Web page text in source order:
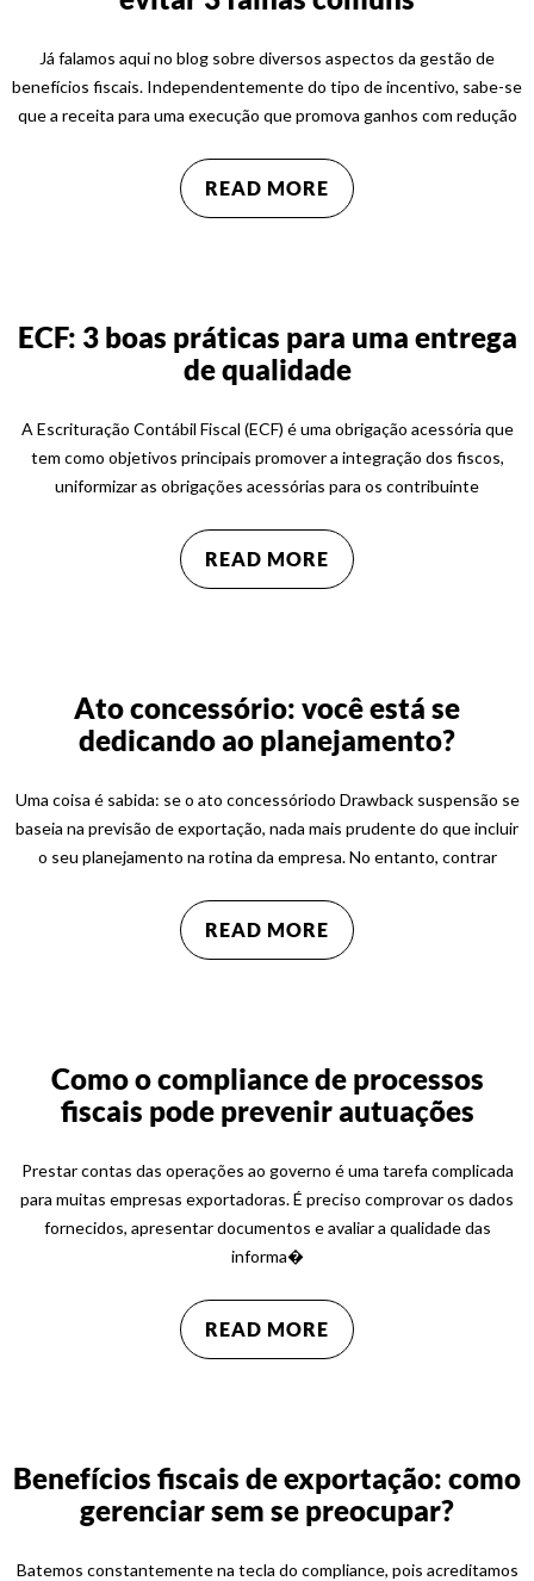
Já falamos aqui no blog sobre diversos aspectos da gestão de
benefícios fiscais. Independentemente do tipo de incentivo, sabe-se
que a receita para uma execução que promova ganhos com redução
READ MORE
ECF: 3 boas práticas para uma entrega
de qualidade
A Escrituração Contábil Fiscal (ECF) é uma obrigação acessória que
tem como objetivos principais promover a integração dos fiscos,
uniformizar as obrigações acessórias para os contribuinte
READ MORE
Ato concessório: você está se
dedicando ao planejamento?
Uma coisa é sabida: se o ato concessóriodo Drawback suspensão se
baseia na previsão de exportação, nada mais prudente do que incluir
o seu planejamento na rotina da empresa. No entanto, contrar
READ MORE
Como o compliance de processos
fiscais pode prevenir autuações
Prestar contas das operações ao governo é uma tarefa complicada
para muitas empresas exportadoras. É preciso comprovar os dados
fornecidos, apresentar documentos e avaliar a qualidade das
informa�
READ MORE
Benefícios fiscais de exportação: como
gerenciar sem se preocupar?
Batemos constantemente na tecla do compliance, pois acreditamos